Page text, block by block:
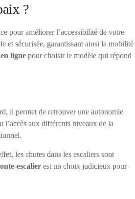
?
pour améliorer l’accessibilité de votre
et sécurisée, garantissant ainsi la mobilité
ligne pour choisir le modèle qui répond
il permet de retrouver une autonomie
l’accès aux différents niveaux de la
les chutes dans les escaliers sont
escalier est un choix judicieux pour